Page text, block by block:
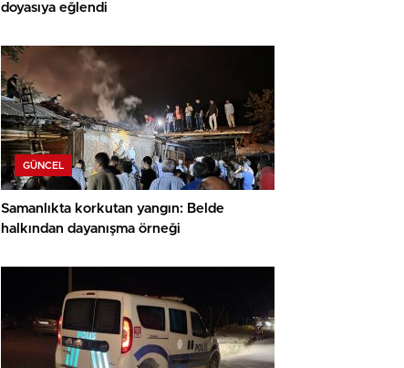
doyasıya eğlendi
GÜNCEL
Samanlıkta korkutan yangın: Belde
halkından dayanışma örneği